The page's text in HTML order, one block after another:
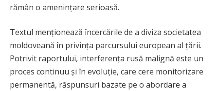
rămân o amenințare serioasă.
Textul menționează încercările de a diviza societatea
moldoveană în privința parcursului european al țării.
Potrivit raportului, interferența rusă malignă este un
proces continuu și în evoluție, care cere monitorizare
permanentă, răspunsuri bazate pe o abordare a